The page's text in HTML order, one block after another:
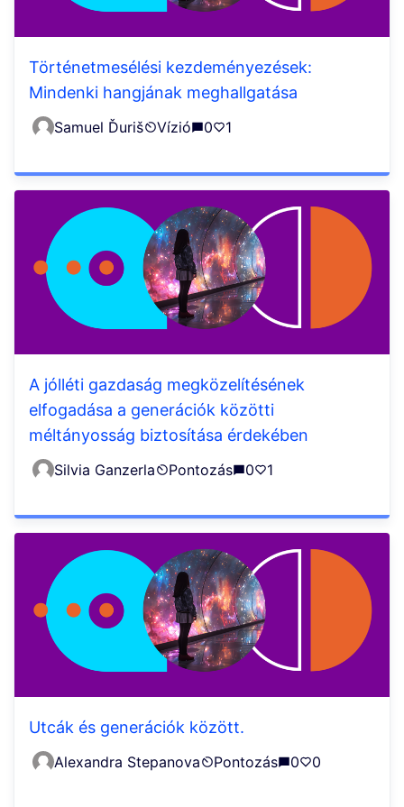
Történetmesélési kezdeményezések:
Mindenki hangjának meghallgatása
Samuel Ďuriš Vízió 0 1
A jólléti gazdaság megközelítésének
elfogadása a generációk közötti
méltányosság biztosítása érdekében
Silvia Ganzerla Pontozás 0 1
Utcák és generációk között.
Alexandra Stepanova Pontozás 0 0